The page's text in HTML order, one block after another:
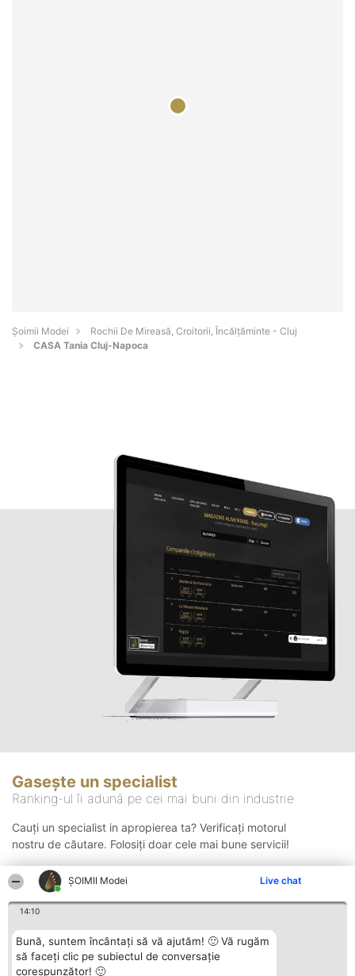
ȘOIMII Modei Live chat
14:10
Bună, suntem încântați să vă ajutăm! 🙂 Vă rugăm
să faceți clic pe subiectul de conversație
corespunzător! 🙂
Șoimii Modei
Rochii De Mireasă, Croitorii, Încălțăminte - Cluj
CASA Tania Cluj-Napoca
Gasește un specialist
Ranking-ul îi adună pe cei mai buni din industrie
Cauți un specialist in apropierea ta? Verificați motorul
nostru de căutare. Folosiți doar cele mai bune servicii!